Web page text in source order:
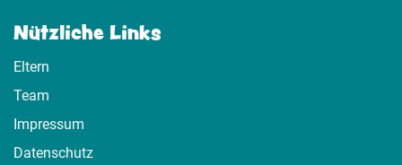
Nützliche Links
Eltern
Team
Impressum
Datenschutz